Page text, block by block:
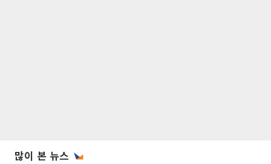
많이 본 뉴스